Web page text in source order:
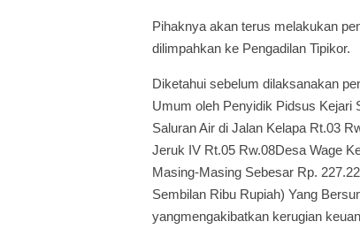
Pihaknya akan terus melakukan
dilimpahkan ke Pengadilan Tipikor.
Diketahui sebelum dilaksanakan
Umum oleh Penyidik Pidsus Kejari
Saluran Air di Jalan Kelapa Rt.03
Jeruk IV Rt.05 Rw.08Desa Wage
Masing-Masing Sebesar Rp.
Sembilan Ribu Rupiah) Yang
yangmengakibatkan kerugian